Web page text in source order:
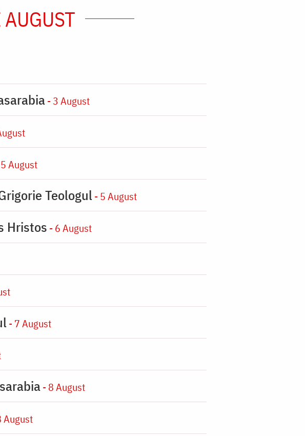
- 3 August
August
Teologul - 5 August
Hristos - 6 August
- 7 August
- 8 August
August